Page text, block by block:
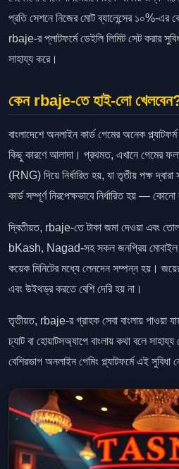
প্রতি সেশনে নিজের মোট ব্যালেন্সের ১০%-এর
rbaje-র প্লাটফর্মে ডেইলি লিমিট সেট করার
সাহায্য করে।
কেন rbaje-তে হাই-লো
বাংলাদেশে অনলাইন কার্ড গেমের অনেক
কিছু কারণে আলাদা। প্রথমত, এখানে গেমের
(RNG) দিয়ে নির্ধারিত হয়, যা তৃতীয় পক্ষ
কার্ড সম্পূর্ণ নিরপেক্ষভাবে নির্ধারিত হয় —
দ্বিতীয়ত, rbaje-তে টাকা জমা দেওয়া এবং
bKash, Nagad-সহ সকল জনপ্রিয় মোবাইল
কয়েক মিনিটের মধ্যে লেনদেন সম্পন্ন হয়।
এবং উইথড্র করতে বেশি দেরি হয় না।
তৃতীয়ত, rbaje-র গ্রাহক সেবা বাংলায় পাওয়া
চ্যাট বা হোয়াটসঅ্যাপে বাংলায় কথা বলে
বেশিরভাগ অনলাইন গেমিং প্ল্যাটফর্মে এই সুবিধা